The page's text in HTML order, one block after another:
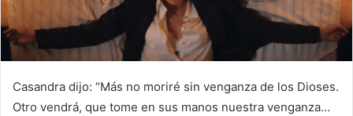
Casandra dijo: “Más no moriré sin venganza de los Dioses.
Otro vendrá, que tome en sus manos nuestra venganza…